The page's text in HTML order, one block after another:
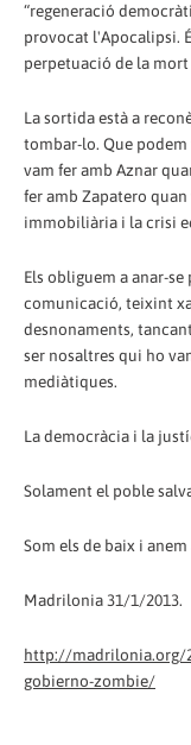
“regeneració
provocat l'Apocalipsi.
perpetuació de la
La sortida està a
tombar-lo. Que podem
vam fer amb Aznar
fer amb Zapatero
immobiliària i la crisi
Els obliguem a anar-
comunicació, teixint
desnonaments,
ser nosaltres qui ho
mediàtiques.
La democràcia i la
Solament el poble
Som els de baix i
Madrilonia 31/1/2013.
http://madrilonia.org/
gobierno-zombie/